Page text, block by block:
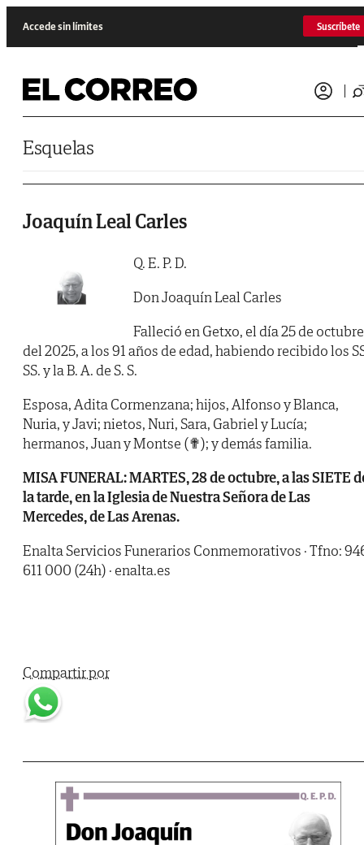
Accede sin límites Suscríbete
Esquelas
Joaquín Leal Carles
Q. E. P. D.
Don Joaquín Leal Carles
Falleció en Getxo, el día 25 de octubre
del 2025, a los 91 años de edad, habiendo recibido los
SS. y la B. A. de S. S.
Esposa, Adita Cormenzana; hijos, Alfonso y Blanca,
Nuria, y Javi; nietos, Nuri, Sara, Gabriel y Lucía;
hermanos, Juan y Montse (✟); y demás familia.
MISA FUNERAL: MARTES, 28 de octubre, a las SIETE
la tarde, en la Iglesia de Nuestra Señora de Las
Mercedes, de Las Arenas.
Enalta Servicios Funerarios Conmemorativos · Tfno:
611 000 (24h) · enalta.es
Compartir por